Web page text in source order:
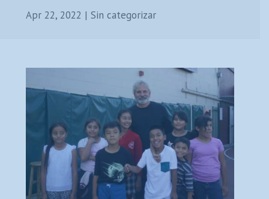
Apr 22, 2022 |Sin categorizar